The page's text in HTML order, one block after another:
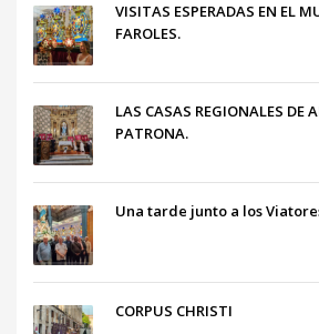
VISITAS ESPERADAS EN EL
FAROLES.
LAS CASAS REGIONALES DE
PATRONA.
Una tarde junto a los
CORPUS CHRISTI